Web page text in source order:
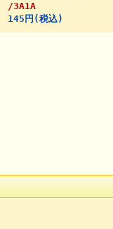
/3A1A
145円(税込)